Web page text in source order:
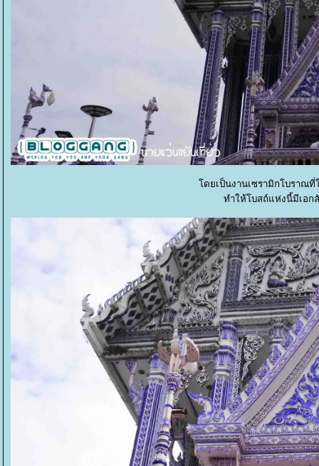
ดยเป็นงานเซรามิกโบราณที่
ทำให้โบสถ์แห่งนี้มีเอ